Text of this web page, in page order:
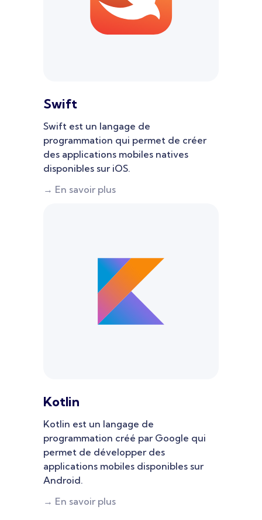
Swift
Swift est un langage de
programmation qui permet de créer
des applications mobiles natives
disponibles sur iOS.
→ En savoir plus
Kotlin
Kotlin est un langage de
programmation créé par Google qui
permet de développer des
applications mobiles disponibles sur
Android.
→ En savoir plus